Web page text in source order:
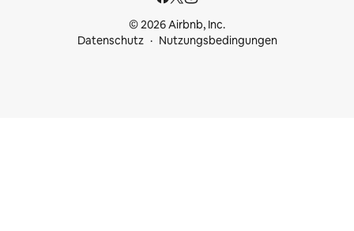
© 2026 Airbnb, Inc.
Datenschutz
Nutzungsbedingungen